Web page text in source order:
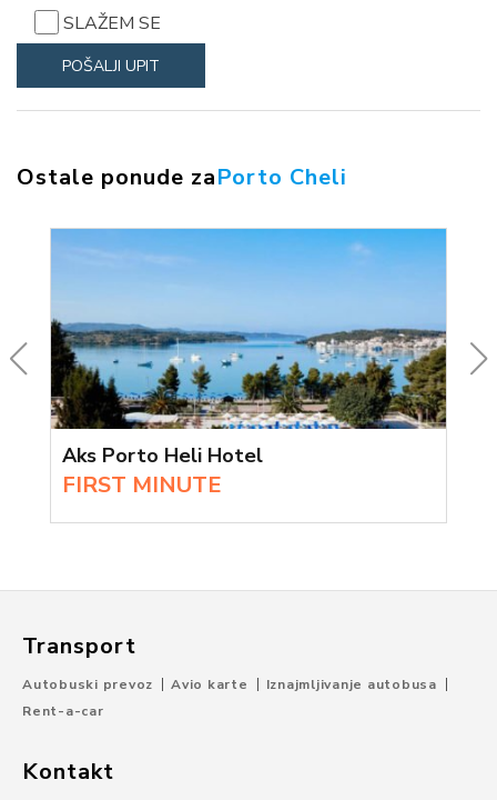
SLAŽEM SE
Ostale ponude zaPorto Cheli
Aks Porto Heli Hotel
FIRST MINUTE
Transport
Autobuski prevoz Avio karte
Iznajmljivanje autobusa
Rent-a-car
Kontakt